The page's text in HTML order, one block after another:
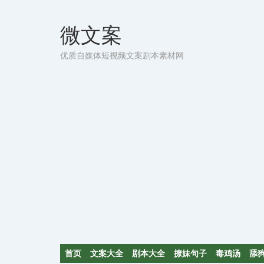
微文案
优质自媒体短视频文案剧本素材网
首页 文案大全 剧本大全 撩妹句子 毒鸡汤 舔